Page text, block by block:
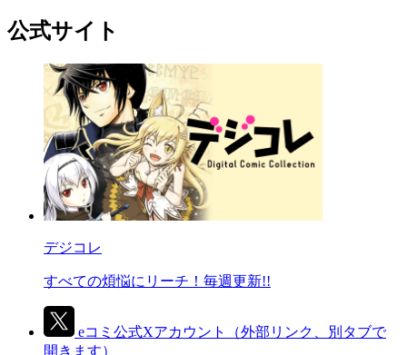
公式サイト
デジコレ
すべての煩悩にリーチ！毎週更新!!
eコミ公式Xアカウント
（外部リンク、別タブで
開きます）